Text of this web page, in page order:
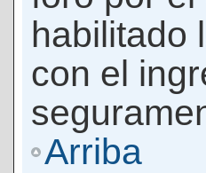
habilitado
con el
Arriba